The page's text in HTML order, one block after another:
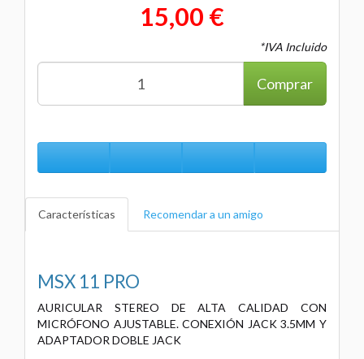
15,00 €
*IVA Incluido
Comprar
Características Recomendar a un amigo
MSX 11 PRO
AURICULAR STEREO DE ALTA CALIDAD CON
MICRÓFONO AJUSTABLE. CONEXIÓN JACK 3.5MM Y
ADAPTADOR DOBLE JACK